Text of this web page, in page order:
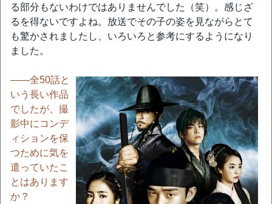
る部分もないわけではありませんでした（笑）。感じざ
るを得ないですよね。放送でその子の姿を見ながらとて
も驚かされましたし、いろいろと参考にするようになり
ました。
――全50話と
いう長い作品
でしたが、撮
影中にコンデ
ィションを保
つために気を
遣っていたこ
とはあります
か？